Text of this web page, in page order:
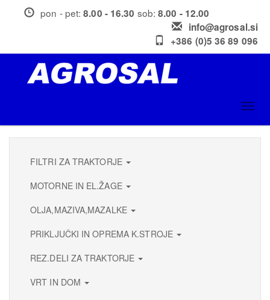
pon - pet:8.00 - 16.30 sob:8.00 - 12.00
info@agrosal.si
+386 (0)5 36 89 096
FILTRI ZA TRAKTORJE
MOTORNE IN EL.ŽAGE
OLJA,MAZIVA,MAZALKE
PRIKLJUČKI IN OPREMA K.STROJE
REZ.DELI ZA TRAKTORJE
VRT IN DOM